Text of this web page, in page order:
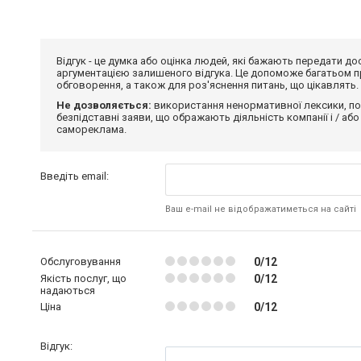
Відгук - це думка або оцінка людей, які бажають передати
аргументацією залишеного відгука. Це допоможе багатьом
обговорення, а також для роз'яснення питань, що цікавлять.
Не дозволяється: використання ненормативної лексики,
безпідставні заяви, що ображають діяльність компанії і /
самореклама.
Введіть email:
Ваш e-mail не відображатиметься на сайті
Обслуговування 0/12
Якість послуг, що
надаються
0/12
Ціна 0/12
Відгук: